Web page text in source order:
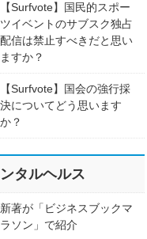
【Surfvote】国民的スポー
ツイベントのサブスク独占
配信は禁止すべきだと思い
ますか？
【Surfvote】国会の強行採
決についてどう思います
か？
タルヘルス
新著が「ビジネスブックマ
ラソン」で紹介